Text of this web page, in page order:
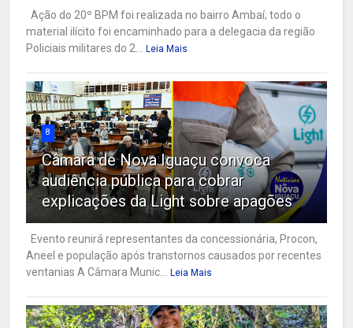
Ação do 20º BPM foi realizada no bairro Ambaí; todo o
material ilícito foi encaminhado para a delegacia da região
Policiais militares do 2... Leia Mais
8
Câmara de Nova Iguaçu convoca
audiência pública para cobrar
explicações da Light sobre apagões
Evento reunirá representantes da concessionária, Procon,
Aneel e população após transtornos causados por recentes
ventanias A Câmara Munic... Leia Mais